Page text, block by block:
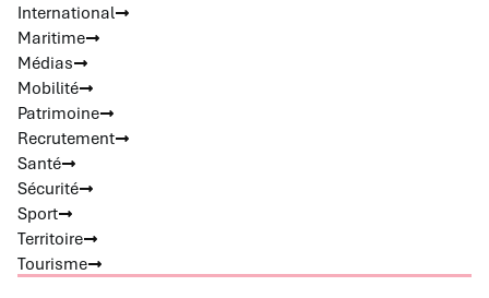
International
Maritime
Médias
Mobilité
Patrimoine
Recrutement
Santé
Sécurité
Sport
Territoire
Tourisme